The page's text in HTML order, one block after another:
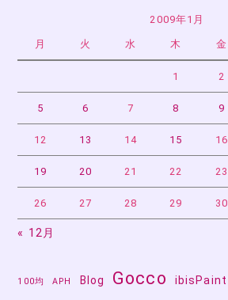
2009年1月
月 火 水 木 金
1 2
5 6 7 8 9
12 13 14 15 16
19 20 21 22 23
26 27 28 29 30
« 12月
100均 APH Blog Gocco ibisPaint